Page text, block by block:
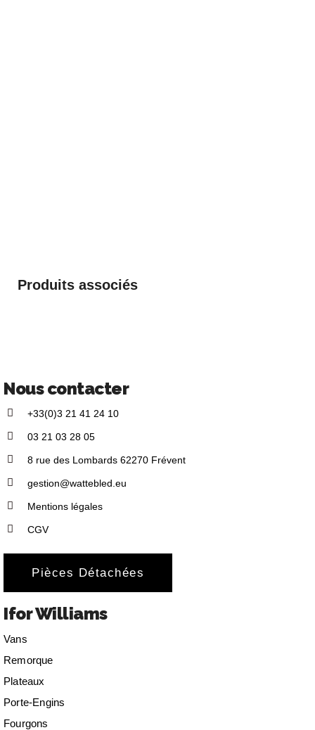
Produits associés
Nous contacter
+33(0)3 21 41 24 10
03 21 03 28 05
8 rue des Lombards 62270 Frévent
gestion@wattebled.eu
Mentions légales
CGV
Pièces Détachées
Ifor Williams
Vans
Remorque
Plateaux
Porte-Engins
Fourgons